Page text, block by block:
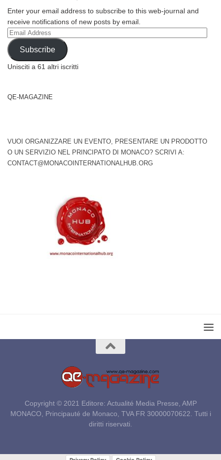
Enter your email address to subscribe to this web-journal and
receive notifications of new posts by email.
Email
Address
Subscribe
Unisciti a 61 altri iscritti
QE-MAGAZINE
VUOI ORGANIZZARE UN EVENTO, PRESENTARE UN PRODOTTO
O UN SERVIZIO NEL PRINCIPATO DI MONACO? SCRIVI A:
CONTACT@MONACOINTERNATIONALHUB.ORG
Copyright © 2021 Editore: Actualité Media Presse, AMP
MONACO, Principauté de Monaco, TVA FR 30000070622. Tutti i
diritti riservati.